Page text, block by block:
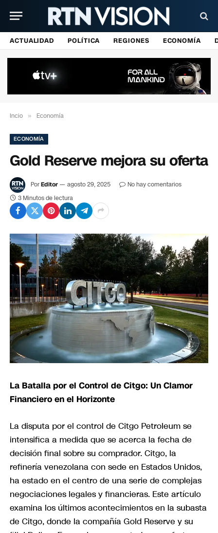
ACTUALIDAD POLÍTICA REGIONES ECONOMÍA
Incio » Economía
ECONOMÍA
Gold Reserve mejora su oferta
PorEditor agosto 29, 2025
No hay comentarios
3 Minutos de lectura
La Batalla por el Control de Citgo: Un Clamor
Financiero en el Horizonte
La disputa por el control de Citgo Petroleum se
intensifica a medida que se acerca la fecha de
decisión final sobre su comprador. Citgo, la
refinería venezolana con sede en Estados Unidos,
ha estado en el centro de una serie de complejas
negociaciones legales y financieras. Este artículo
examina los últimos acontecimientos en la subasta
de Citgo, donde la compañía Gold Reserve y su